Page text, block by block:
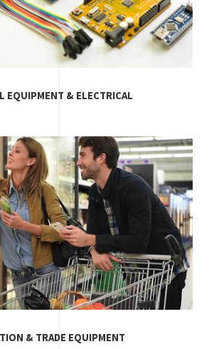
EQUIPMENT & ELECTRICAL
& TRADE EQUIPMENT